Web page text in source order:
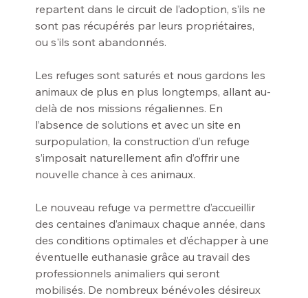
repartent dans le circuit de l’adoption, s’ils ne
sont pas récupérés par leurs propriétaires,
ou s'ils sont abandonnés.
Les refuges sont saturés et nous gardons les
animaux de plus en plus longtemps, allant au-
delà de nos missions régaliennes. En
l’absence de solutions et avec un site en
surpopulation, la construction d’un refuge
s’imposait naturellement afin d’offrir une
nouvelle chance à ces animaux.
Le nouveau refuge va permettre d’accueillir
des centaines d’animaux chaque année, dans
des conditions optimales et d’échapper à une
éventuelle euthanasie grâce au travail des
professionnels animaliers qui seront
mobilisés. De nombreux bénévoles désireux